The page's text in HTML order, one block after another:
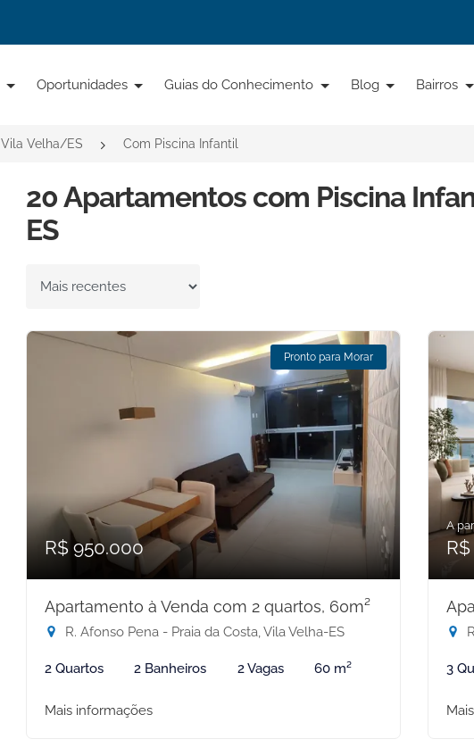
Oportunidades Guias do Conhecimento Blog Bairros
Vila Velha/ES Com Piscina Infantil
20 Apartamentos com Piscina
ES
Ordenar por
Pronto para Morar
R$ 950.000
Apartamento à Venda com 2 quartos, 60m²
R. Afonso Pena - Praia da Costa, Vila Velha-ES
2 Quartos 2 Banheiros 2 Vagas 60 m²
Mais informações
A
R$
3